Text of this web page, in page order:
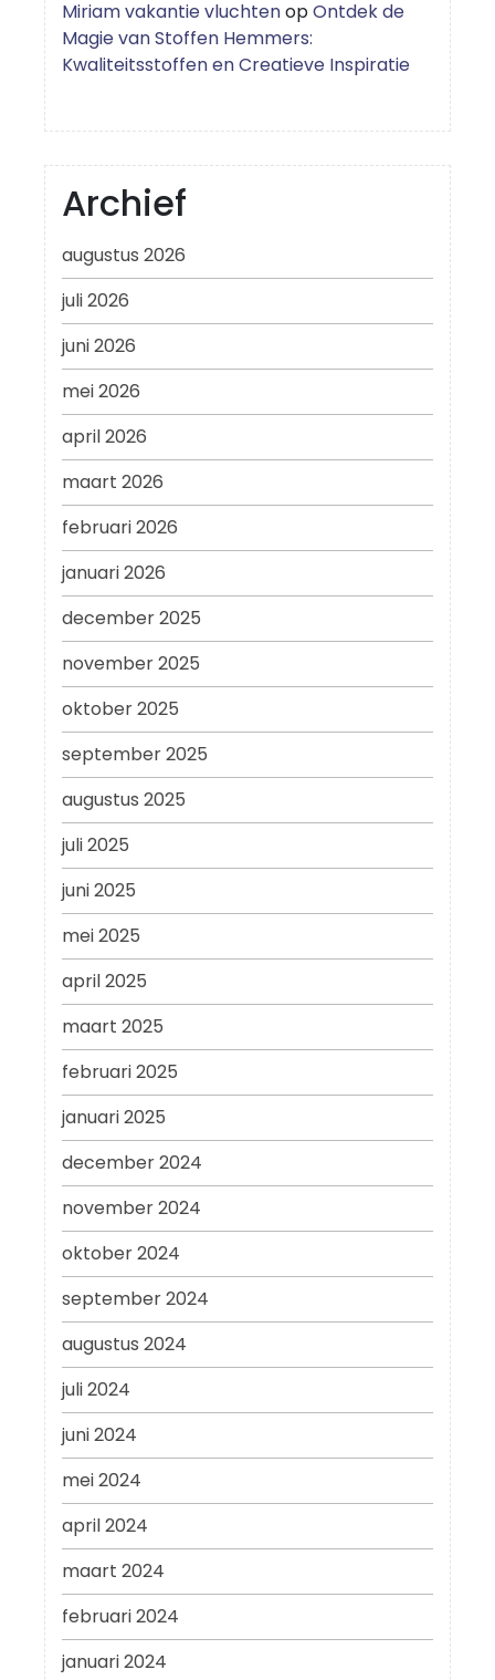
Miriam vakantie vluchtenopOntdek de
Magie van Stoffen Hemmers:
Kwaliteitsstoffen en Creatieve Inspiratie
Archief
augustus 2026
juli 2026
juni 2026
mei 2026
april 2026
maart 2026
februari 2026
januari 2026
december 2025
november 2025
oktober 2025
september 2025
augustus 2025
juli 2025
juni 2025
mei 2025
april 2025
maart 2025
februari 2025
januari 2025
december 2024
november 2024
oktober 2024
september 2024
augustus 2024
juli 2024
juni 2024
mei 2024
april 2024
maart 2024
februari 2024
januari 2024